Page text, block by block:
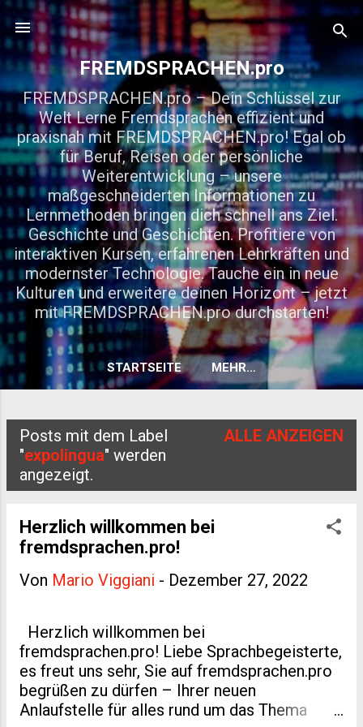
Direkt zum Hauptbereich
FREMDSPRACHEN.pro
FREMDSPRACHEN.pro – Dein Schlüssel zur
Welt Lerne Fremdsprachen effizient und
praxisnah mit FREMDSPRACHEN.pro! Egal ob
für Beruf, Reisen oder persönliche
Weiterentwicklung – unsere
maßgeschneiderten Informationen zu
Lernmethoden bringen dich schnell ans Ziel.
Geschichte und Geschichten. Profitiere von
interaktiven Kursen, erfahrenen Lehrkräften und
modernster Technologie. Tauche ein in neue
Kulturen und erweitere deinen Horizont – jetzt
mit FREMDSPRACHEN.pro durchstarten!
STARTSEITE MEHR…
P
Posts mit dem Label
"expolingua" werden
angezeigt.
ALLE ANZEIGEN
Herzlich willkommen bei
fremdsprachen.pro!
Von Mario Viggiani - Dezember 27, 2022
Herzlich willkommen bei
fremdsprachen.pro! Liebe Sprachbegeisterte,
es freut uns sehr, Sie auf fremdsprachen.pro
begrüßen zu dürfen – Ihrer neuen
Anlaufstelle für alles rund um das Thema